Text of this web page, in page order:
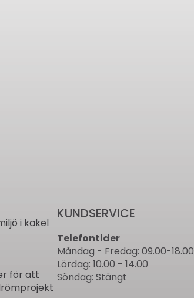
i kakel
för att
KUNDSERVICE
Telefontider
Måndag - Fredag: 09.00-18.00
Lördag: 10.00 - 14.00
Söndag: Stängt